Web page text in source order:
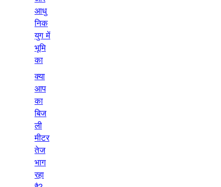
आधु
निक
युग में
भूमि
का
क्या
आप
का
बिज
ली
मीटर
तेज
भाग
रहा